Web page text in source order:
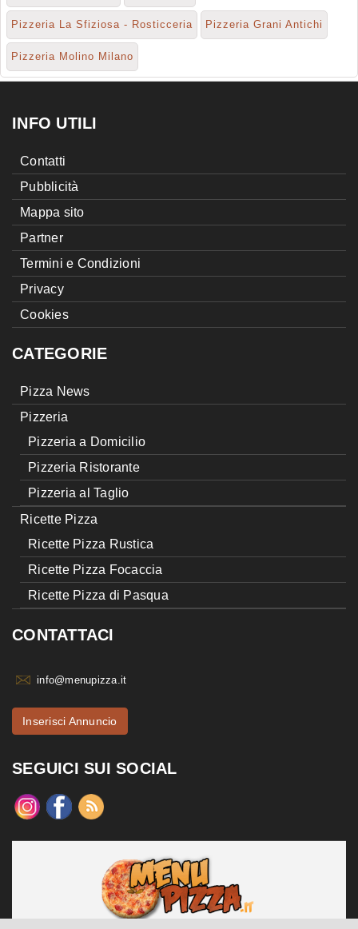
Pizzeria La Sfiziosa - Rosticceria Pizzeria Grani Antichi
Pizzeria Molino Milano
INFO UTILI
Contatti
Pubblicità
Mappa sito
Partner
Termini e Condizioni
Privacy
Cookies
CATEGORIE
Pizza News
Pizzeria
Pizzeria a Domicilio
Pizzeria Ristorante
Pizzeria al Taglio
Ricette Pizza
Ricette Pizza Rustica
Ricette Pizza Focaccia
Ricette Pizza di Pasqua
CONTATTACI
info@menupizza.it
Inserisci Annuncio
SEGUICI SUI SOCIAL